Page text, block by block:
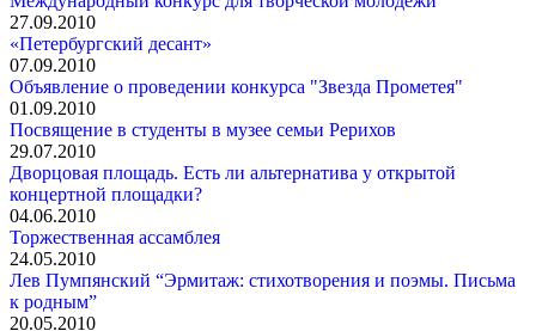
27.09.2010
«Петербургский десант»
07.09.2010
Объявление о проведении конкурса "Звезда Прометея"
01.09.2010
Посвящение в студенты в музее семьи Рерихов
29.07.2010
Дворцовая площадь. Есть ли альтернатива у открытой
концертной площадки?
04.06.2010
Торжественная ассамблея
24.05.2010
Лев Пумпянский “Эрмитаж: стихотворения и поэмы. Письма
к родным”
20.05.2010